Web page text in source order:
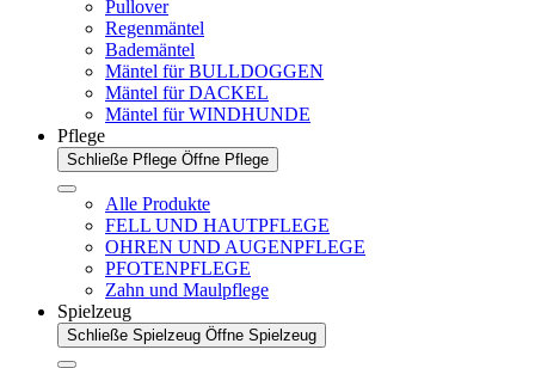
Pullover
Regenmäntel
Bademäntel
Mäntel für BULLDOGGEN
Mäntel für DACKEL
Mäntel für WINDHUNDE
Pflege
Schließe Pflege Öffne Pflege
Alle Produkte
FELL UND HAUTPFLEGE
OHREN UND AUGENPFLEGE
PFOTENPFLEGE
Zahn und Maulpflege
Spielzeug
Schließe Spielzeug Öffne Spielzeug